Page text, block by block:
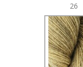
26